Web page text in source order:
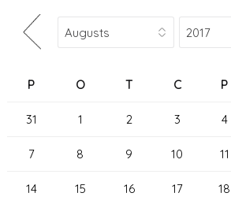
P O T C P
31 1 2 3 4
7 8 9 10 11
14 15 16 17 18